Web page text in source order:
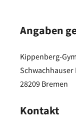
Angaben
Kippenberg-
Schwachhauser
28209 Bremen
Kontakt